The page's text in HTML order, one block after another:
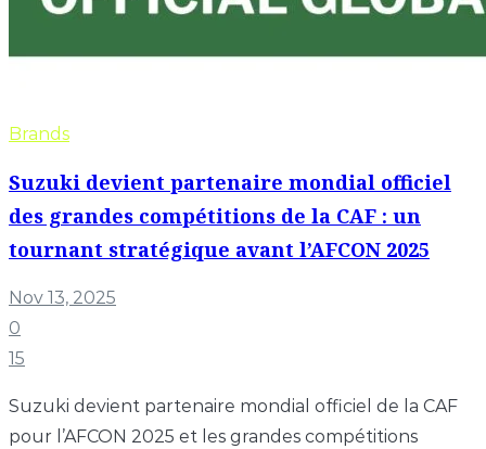
Brands
Suzuki devient partenaire mondial officiel
des grandes compétitions de la CAF : un
tournant stratégique avant l’AFCON 2025
Nov 13, 2025
0
15
Suzuki devient partenaire mondial officiel de la CAF
pour l’AFCON 2025 et les grandes compétitions